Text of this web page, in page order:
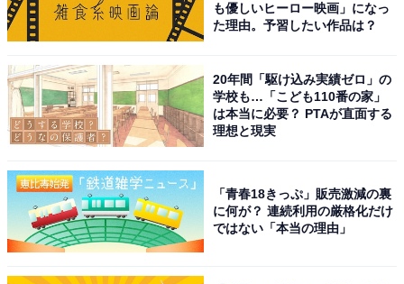
も優しいヒーロー映画」になっ
た理由。予習したい作品は？
20年間「駆け込み実績ゼロ」の
学校も…「こども110番の家」
は本当に必要？ PTAが直面する
理想と現実
「青春18きっぷ」販売激減の裏
に何が？ 連続利用の厳格化だけ
ではない「本当の理由」